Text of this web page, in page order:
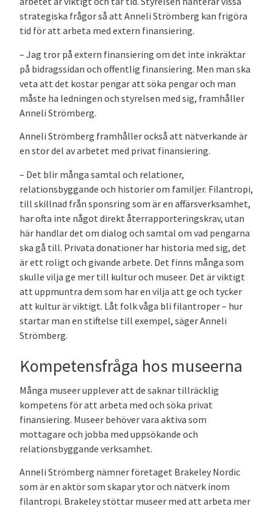
strategiska frågor så att Anneli Strömberg kan frigöra
tid för att arbeta med extern finansiering.
– Jag tror på extern finansiering om det inte inkräktar
på bidragssidan och offentlig finansiering. Men man ska
veta att det kostar pengar att söka pengar och man
måste ha ledningen och styrelsen med sig, framhåller
Anneli Strömberg.
Anneli Strömberg framhåller också att nätverkande är
en stor del av arbetet med privat finansiering.
– Det blir många samtal och relationer,
relationsbyggande och historier om familjer. Filantropi,
till skillnad från sponsring som är en affärsverksamhet,
har ofta inte något direkt återrapporteringskrav, utan
här handlar det om dialog och samtal om vad pengarna
ska gå till. Privata donationer har historia med sig, det
är ett roligt och givande arbete. Det finns många som
skulle vilja ge mer till kultur och museer. Det är viktigt
att uppmuntra dem som har en vilja att ge och tycker
att kultur är viktigt. Låt folk våga bli filantroper – hur
startar man en stiftelse till exempel, säger Anneli
Strömberg.
Kompetensfråga hos museerna
Många museer upplever att de saknar tillräcklig
kompetens för att arbeta med och söka privat
finansiering. Museer behöver vara aktiva som
mottagare och jobba med uppsökande och
relationsbyggande verksamhet.
Anneli Strömberg nämner företaget Brakeley Nordic
som är en aktör som skapar ytor och nätverk inom
filantropi. Brakeley stöttar museer med att arbeta mer